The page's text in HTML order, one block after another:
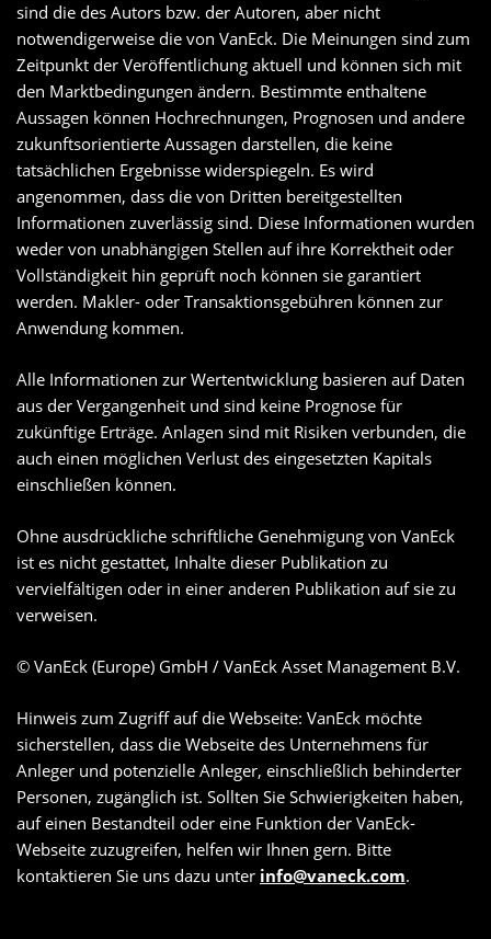
sind die des Autors bzw. der Autoren, aber nicht
notwendigerweise die von VanEck. Die Meinungen sind zum
Zeitpunkt der Veröffentlichung aktuell und können sich mit
den Marktbedingungen ändern. Bestimmte enthaltene
Aussagen können Hochrechnungen, Prognosen und andere
zukunftsorientierte Aussagen darstellen, die keine
tatsächlichen Ergebnisse widerspiegeln. Es wird
angenommen, dass die von Dritten bereitgestellten
Informationen zuverlässig sind. Diese Informationen wurden
weder von unabhängigen Stellen auf ihre Korrektheit oder
Vollständigkeit hin geprüft noch können sie garantiert
werden. Makler- oder Transaktionsgebühren können zur
Anwendung kommen.
Alle Informationen zur Wertentwicklung basieren auf Daten
aus der Vergangenheit und sind keine Prognose für
zukünftige Erträge. Anlagen sind mit Risiken verbunden, die
auch einen möglichen Verlust des eingesetzten Kapitals
einschließen können.
Ohne ausdrückliche schriftliche Genehmigung von VanEck
ist es nicht gestattet, Inhalte dieser Publikation zu
vervielfältigen oder in einer anderen Publikation auf sie zu
verweisen.
© VanEck (Europe) GmbH / VanEck Asset Management B.V.
Hinweis zum Zugriff auf die Webseite: VanEck möchte
sicherstellen, dass die Webseite des Unternehmens für
Anleger und potenzielle Anleger, einschließlich behinderter
Personen, zugänglich ist. Sollten Sie Schwierigkeiten haben,
auf einen Bestandteil oder eine Funktion der VanEck-
Webseite zuzugreifen, helfen wir Ihnen gern. Bitte
kontaktieren Sie uns dazu unter info@vaneck.com.